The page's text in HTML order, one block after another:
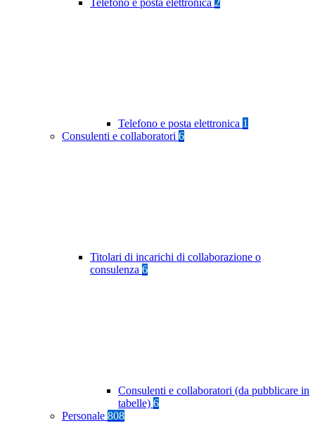
Telefono e posta elettronica 2
Telefono e posta elettronica 1
Consulenti e collaboratori 6
Titolari di incarichi di collaborazione o
consulenza 6
Consulenti e collaboratori (da pubblicare in
tabelle) 6
Personale 808